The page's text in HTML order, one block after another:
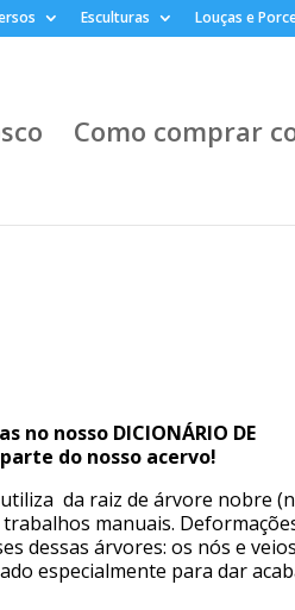
Esculturas Louças e
Como comprar
nosso DICIONÁRIO DE
do nosso acervo!
da raiz de árvore nobre
manuais.
dessas árvores: os nós e
especialmente para dar